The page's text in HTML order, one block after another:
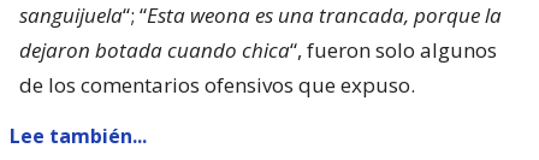
sanguijuela“; “Esta weona es una trancada, porque la
dejaron botada cuando chica“, fueron solo algunos
de los comentarios ofensivos que expuso.
Lee también...